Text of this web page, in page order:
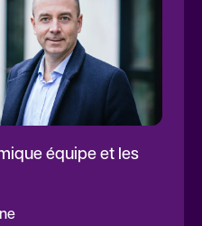
équipe et les